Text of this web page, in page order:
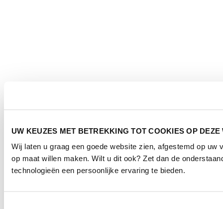
UW KEUZES MET BETREKKING TOT COOKIES OP DEZE
Wij laten u graag een goede website zien, afgestemd op
op maat willen maken. Wilt u dit ook? Zet dan de
technologieën een persoonlijke ervaring te bieden.